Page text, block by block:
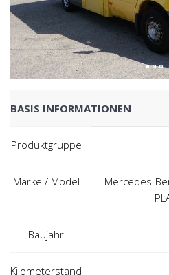
BASIS INFORMATIONEN
Produktgruppe
Marke / Model
Mercedes-
Baujahr
Kilometerstand